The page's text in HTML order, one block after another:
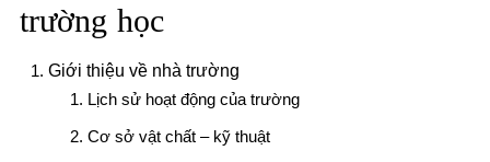
trường học
Giới thiệu về nhà trường
Lịch sử hoạt động của trường
Cơ sở vật chất – kỹ thuật